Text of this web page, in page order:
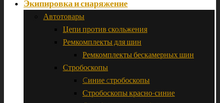
Экипировка и снаряжение
Автотовары
Цепи против скольжения
Ремкомплекты для шин
Ремкомплекты бескамерных шин
Стробоскопы
Cиние cтробоскопы
Стробоскопы красно-синие